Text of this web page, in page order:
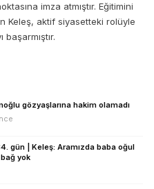
imza atmıştır. Eğitimini
Keleş, aktif siyasetteki rolüyle
gözyaşlarına hakim olamadı
gün | Keleş: Aramızda baba oğul
yok